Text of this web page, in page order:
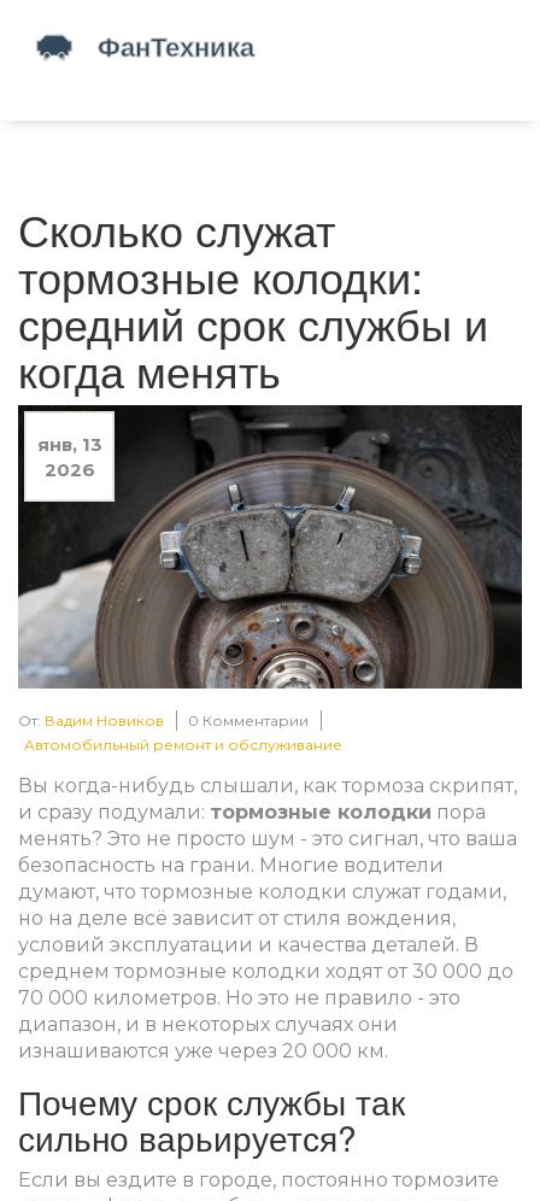
Сколько служат
тормозные колодки:
средний срок службы и
когда менять
янв, 13
2026
От: Вадим Новиков
0 Комментарии
Автомобильный ремонт и обслуживание
Вы когда-нибудь слышали, как тормоза скрипят,
и сразу подумали: тормозные колодки пора
менять? Это не просто шум - это сигнал, что ваша
безопасность на грани. Многие водители
думают, что тормозные колодки служат годами,
но на деле всё зависит от стиля вождения,
условий эксплуатации и качества деталей. В
среднем тормозные колодки ходят от 30 000 до
70 000 километров. Но это не правило - это
диапазон, и в некоторых случаях они
изнашиваются уже через 20 000 км.
Почему срок службы так
сильно варьируется?
Если вы ездите в городе, постоянно тормозите